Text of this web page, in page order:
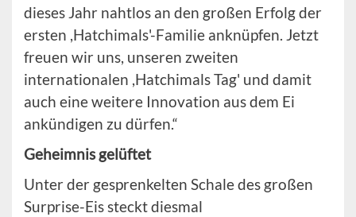
dieses Jahr nahtlos an den großen Erfolg der
ersten ,Hatchimals'-Familie anknüpfen. Jetzt
freuen wir uns, unseren zweiten
internationalen ,Hatchimals Tag' und damit
auch eine weitere Innovation aus dem Ei
ankündigen zu dürfen.“
Geheimnis gelüftet
Unter der gesprenkelten Schale des großen
Surprise-Eis steckt diesmal